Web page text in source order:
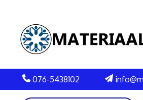
076-5438102